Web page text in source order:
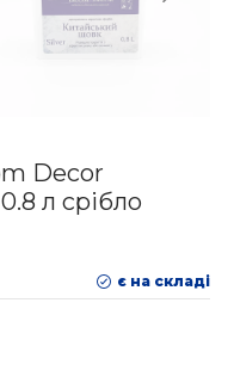
Decor
л срібло
є на складі